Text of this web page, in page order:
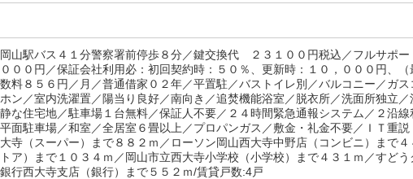
岡山駅バス４１分警察署前停歩８分／鍵交換代 ２３１００円税込／フルサ
００円／保証会社利用必：初回契約時：５０％、更新時：１０，０００円、（
料８５６円／月／普通借家０２年／平置駐／バストイレ別／バルコニー／ガ
ン／室内洗濯置／陽当り良好／南向き／追焚機能浴室／脱衣所／洗面所独立
な住宅地／駐車場１台無料／保証人不要／２４時間緊急通報システム／２沿
面駐車場／和室／全居室６畳以上／プロパンガス／敷金・礼金不要／ＩＴ重
寺（スーパー）まで８８２ｍ／ローソン岡山西大寺中野店（コンビニ）まで
トア）まで１０３４ｍ／岡山市立西大寺小学校（小学校）まで４３１ｍ／すど
行西大寺支店（銀行）まで５５２ｍ/賃貸戸数:4戸